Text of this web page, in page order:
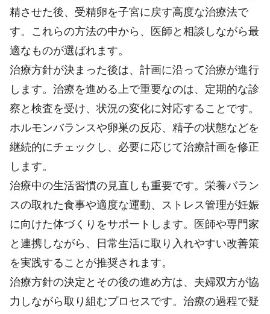
精させた後、受精卵を子宮に戻す高度な治療法で
す。これらの方法の中から、医師と相談しながら最
適なものが選ばれます。
治療方針が決まった後は、計画に沿って治療が進行
します。治療を進める上で重要なのは、定期的な診
察と検査を受け、状況の変化に対応することです。
ホルモンバランスや卵巣の反応、精子の状態などを
継続的にチェックし、必要に応じて治療計画を修正
します。
治療中の生活習慣の見直しも重要です。栄養バラン
スの取れた食事や適度な運動、ストレス管理が妊娠
に向けた体づくりをサポートします。医師や専門家
と連携しながら、日常生活に取り入れやすい改善策
を実践することが推奨されます。
治療方針の決定とその後の進め方は、夫婦双方が協
力しながら取り組むプロセスです。治療の過程で疑